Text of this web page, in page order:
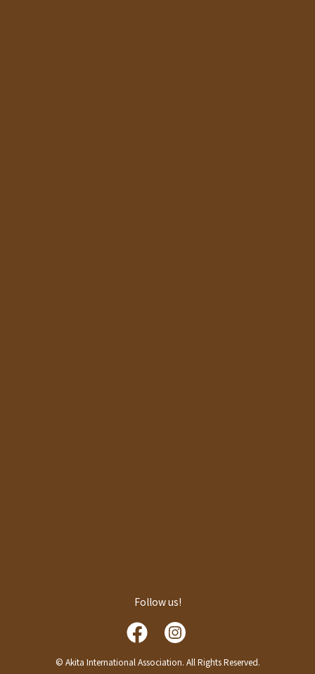
Follow us!
© Akita International Association. All Rights Reserved.